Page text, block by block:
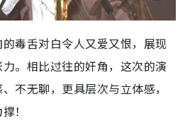
毒舌对白令人又爱又恨，展现
。相比过往的奸角，这次的演
不无聊，更具层次与立体感，
！